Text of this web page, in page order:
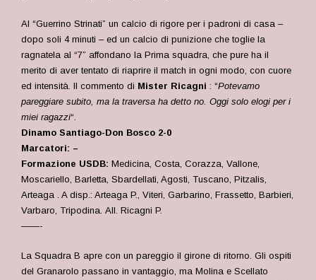
Al “Guerrino Strinati” un calcio di rigore per i padroni di casa –
dopo soli 4 minuti – ed un calcio di punizione che toglie la
ragnatela al “7” affondano la Prima squadra, che pure ha il
merito di aver tentato di riaprire il match in ogni modo, con cuore
ed intensità. Il commento di Mister Ricagni : “Potevamo
pareggiare subito, ma la traversa ha detto no. Oggi solo elogi per i
miei ragazzi“.
Dinamo Santiago-Don Bosco 2-0
Marcatori: –
Formazione USDB: Medicina, Costa, Corazza, Vallone,
Moscariello, Barletta, Sbardellati, Agosti, Tuscano, Pitzalis,
Arteaga
. A disp.: Arteaga P., Viteri, Garbarino, Frassetto, Barbieri,
Varbaro, Tripodina. All. Ricagni P.
——-
La Squadra B apre con un pareggio il girone di ritorno. Gli ospiti
del Granarolo passano in vantaggio, ma Molina e Scellato